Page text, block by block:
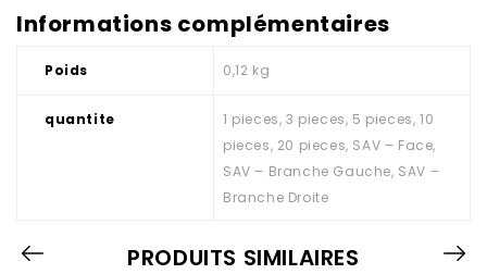
Informations complémentaires
Poids 0,12 kg
quantite
1 pieces, 3 pieces, 5 pieces, 10
pieces, 20 pieces, SAV – Face,
SAV – Branche Gauche, SAV –
Branche Droite
PRODUITS SIMILAIRES